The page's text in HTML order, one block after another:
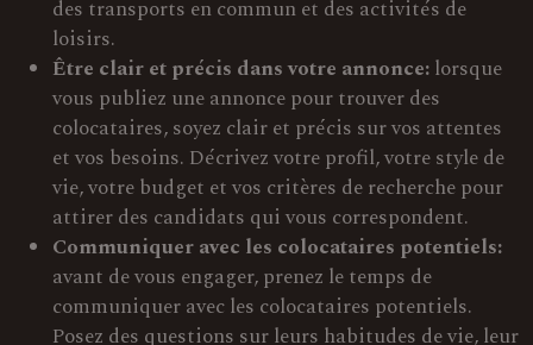
des transports en commun et des activités de
loisirs.
Être clair et précis dans votre annonce:lorsque
vous publiez une annonce pour trouver des
colocataires, soyez clair et précis sur vos attentes
et vos besoins. Décrivez votre profil, votre style de
vie, votre budget et vos critères de recherche pour
attirer des candidats qui vous correspondent.
Communiquer avec les colocataires potentiels:
avant de vous engager, prenez le temps de
communiquer avec les colocataires potentiels.
Posez des questions sur leurs habitudes de vie, leur